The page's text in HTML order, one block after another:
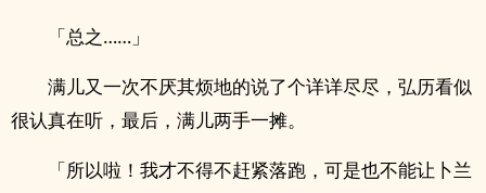
「总之……」
满儿又一次不厌其烦地的说了个详详尽尽，弘历看似
很认真在听，最后，满儿两手一摊。
「所以啦！我才不得不赶紧落跑，可是也不能让卜兰